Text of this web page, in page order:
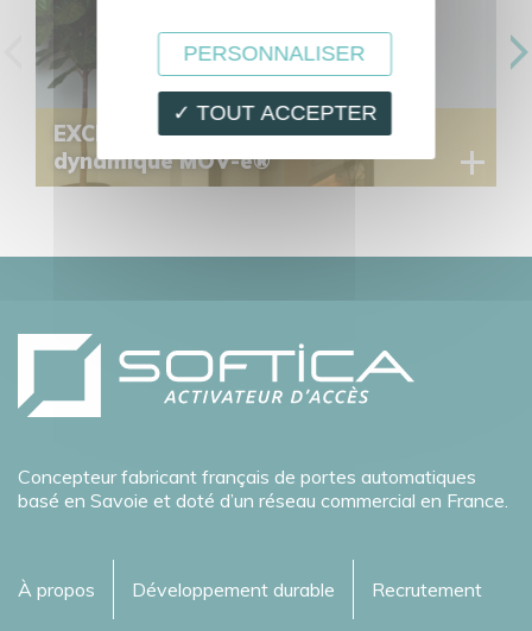
EXCLUSIVITÉ - communication
dynamique MOV-e®
Concepteur fabricant français de portes automatiques
basé en Savoie et doté d’un réseau commercial en France.
À propos Développement durable Recrutement
✓ TOUT ACCEPTER
PERSONNALISER